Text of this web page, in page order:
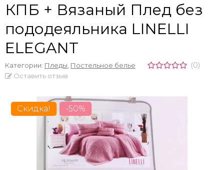
КПБ + Вязаный Плед без
пододеяльника LINELLI
ELEGANT
Категории: Пледы Постельное белье (0)
Оставить отзыв
Скидка! -50%